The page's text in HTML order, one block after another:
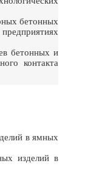
бетонных
бетонных и
контакта
в ямных
изделий в